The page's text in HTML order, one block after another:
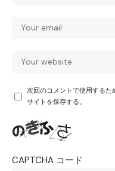
次回のコメントで使用するた
サイトを保存する。
CAPTCHA コード